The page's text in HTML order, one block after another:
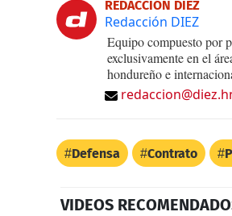
REDACCIÓN DIEZ
Redacción DIEZ
Equipo compuesto por
exclusivamente en el
hondureño e
Defensa Contrato
VIDEOS